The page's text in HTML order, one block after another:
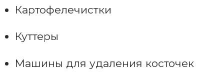
Картофелечистки
Куттеры
Машины для удаления косточек